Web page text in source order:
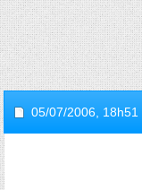
05/07/2006, 18h51